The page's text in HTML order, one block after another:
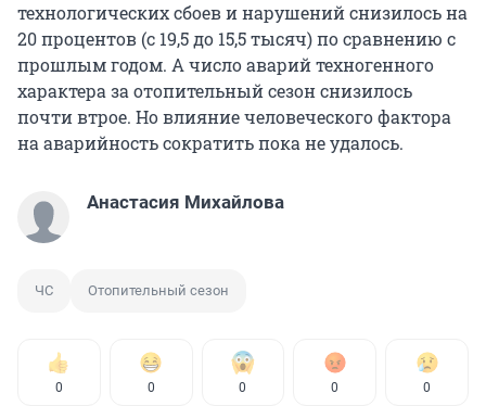
технологических сбоев и нарушений снизилось на
20 процентов (с 19,5 до 15,5 тысяч) по сравнению с
прошлым годом. А число аварий техногенного
характера за отопительный сезон снизилось
почти втрое. Но влияние человеческого фактора
на аварийность сократить пока не удалось.
Анастасия Михайлова
ЧС Отопительный сезон
0 0 0 0 0